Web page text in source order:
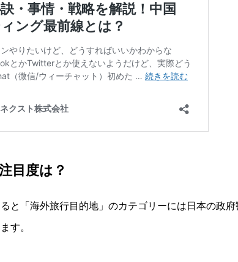
目度は？
と「海外旅行目的地」のカテゴリーには日本の政
す。